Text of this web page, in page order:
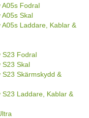
A05s Fodral
A05s Skal
Laddare, Kablar &
S23 Fodral
S23 Skal
Skärmskydd &
S23 Laddare, Kablar &